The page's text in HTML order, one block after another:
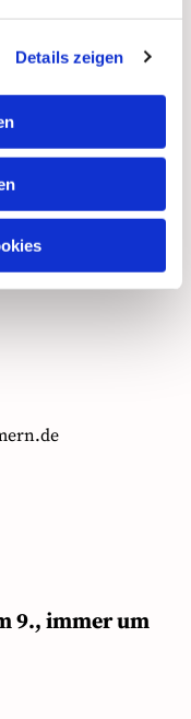
Details zeigen
e.V.
9., immer um